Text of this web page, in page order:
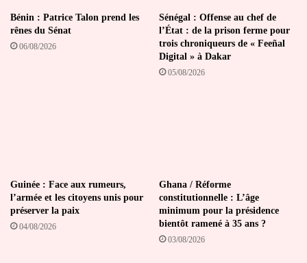
Bénin : Patrice Talon prend les
rênes du Sénat
06/08/2026
Sénégal : Offense au chef de
l’État : de la prison ferme pour
trois chroniqueurs de « Feeñal
Digital » à Dakar
05/08/2026
Guinée : Face aux rumeurs,
l’armée et les citoyens unis pour
préserver la paix
04/08/2026
Ghana / Réforme
constitutionnelle : L’âge
minimum pour la présidence
bientôt ramené à 35 ans ?
03/08/2026